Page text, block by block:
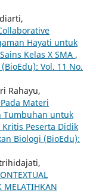
Hayati untuk
Kelas X SMA ,
Vol. 11 No.
Rahayu,
Materi
Tumbuhan untuk
Peserta Didik
Biologi (BioEdu):
MELATIHKAN